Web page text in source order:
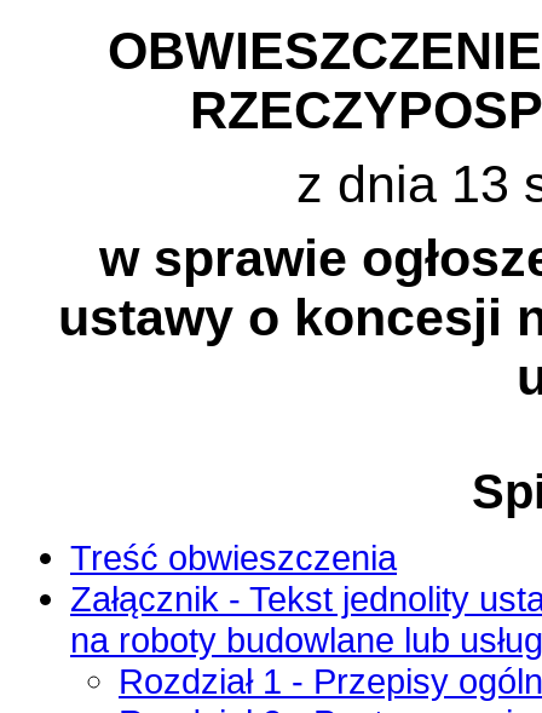
z dnia 13
w sprawie
ustawy o koncesji
Treść obwieszczenia
Załącznik - Tekst jednolity
na roboty budowlane lub
Rozdział 1 - Przepisy